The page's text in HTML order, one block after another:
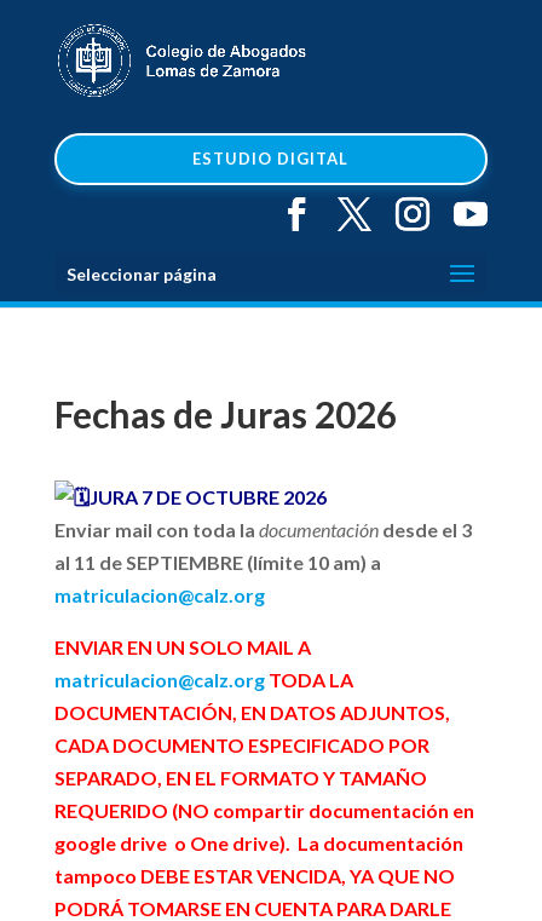
ESTUDIO DIGITAL
Seleccionar página
Fechas de Juras 2026
JURA 7 DE OCTUBRE 2026
Enviar mail con toda la documentación desde el 3
al 11 de SEPTIEMBRE (límite 10 am) a
matriculacion@calz.org
ENVIAR EN UN SOLO MAIL A
matriculacion@calz.orgTODA LA
DOCUMENTACIÓN, EN DATOS ADJUNTOS,
CADA DOCUMENTO ESPECIFICADO POR
SEPARADO, EN EL FORMATO Y TAMAÑO
REQUERIDO (NO compartir documentación en
google drive o One drive). La documentación
tampoco DEBE ESTAR VENCIDA, YA QUE NO
PODRÁ TOMARSE EN CUENTA PARA DARLE